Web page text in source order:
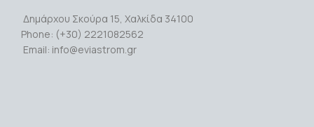
Δημάρχου Σκούρα 15, Χαλκίδα 34100
Phone: (+30) 2221082562
Email: info@eviastrom.gr